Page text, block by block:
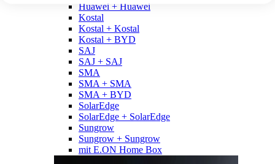
Huawei + Huawei
Kostal
Kostal + Kostal
Kostal + BYD
SAJ
SAJ + SAJ
SMA
SMA + SMA
SMA + BYD
SolarEdge
SolarEdge + SolarEdge
Sungrow
Sungrow + Sungrow
mit E.ON Home Box